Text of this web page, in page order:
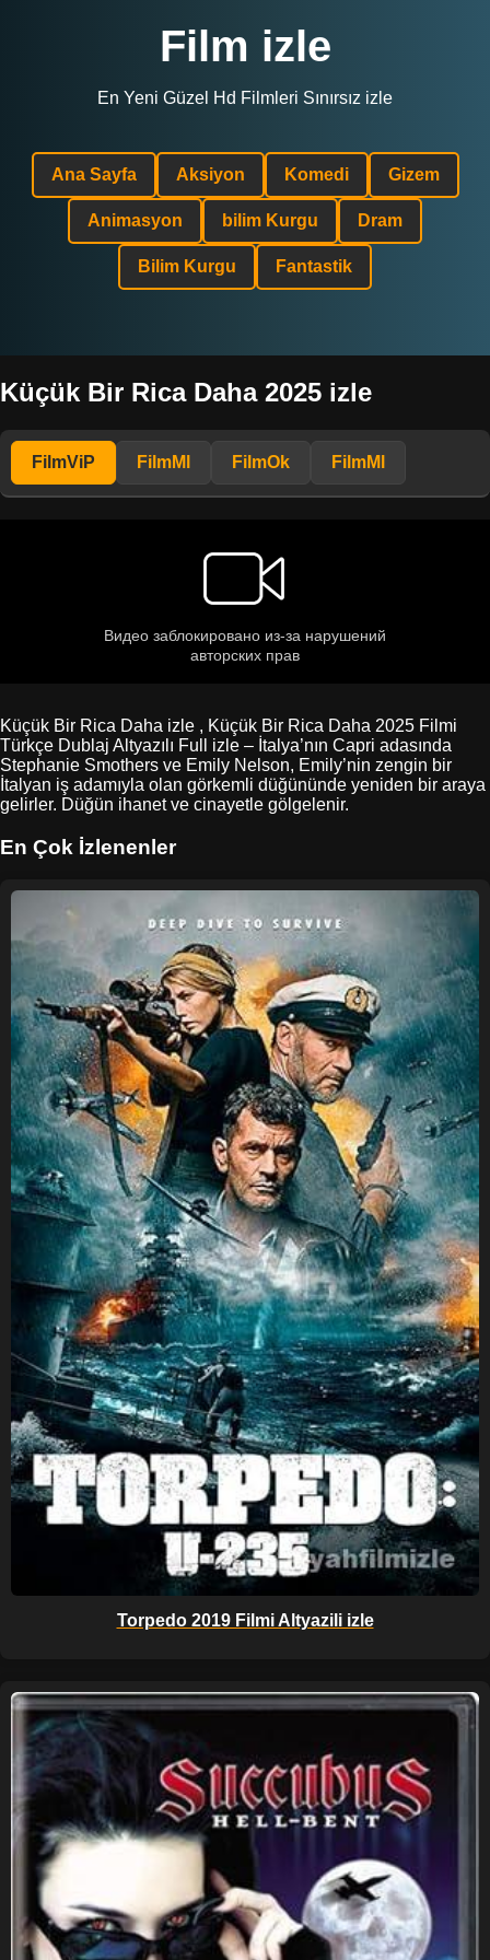
Film izle
En Yeni Güzel Hd Filmleri Sınırsız izle
Ana Sayfa Aksiyon Komedi Gizem
Animasyon bilim Kurgu Dram
Bilim Kurgu Fantastik
Küçük Bir Rica Daha 2025 izle
FilmViP FilmMl FilmOk FilmMl
Küçük Bir Rica Daha izle , Küçük Bir Rica Daha 2025 Filmi
Türkçe Dublaj Altyazılı Full izle – İtalya’nın Capri adasında
Stephanie Smothers ve Emily Nelson, Emily’nin zengin bir
İtalyan iş adamıyla olan görkemli düğününde yeniden bir araya
gelirler. Düğün ihanet ve cinayetle gölgelenir.
En Çok İzlenenler
Torpedo 2019 Filmi Altyazili izle